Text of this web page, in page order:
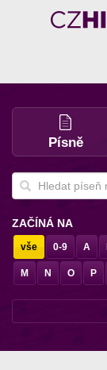
Písně
ZAČÍNÁ NA
vše 0-9 A
M N O P